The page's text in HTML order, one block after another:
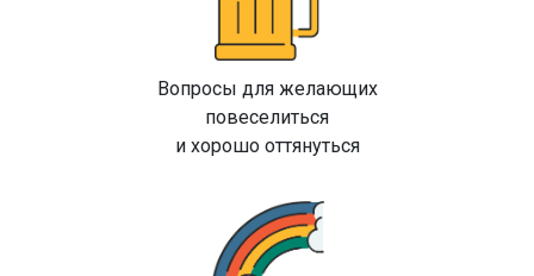
Вопросы для желающих
повеселиться
и хорошо оттянуться